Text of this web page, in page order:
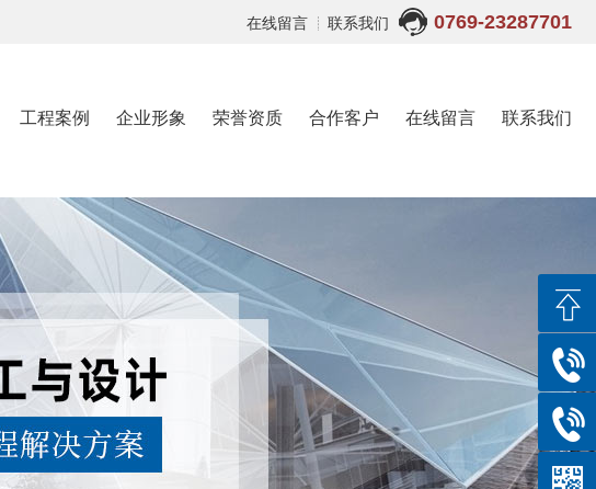
在线留言 联系我们 0769-23287701
工程案例 企业形象 荣誉资质 合作客户 在线留言 联系我们